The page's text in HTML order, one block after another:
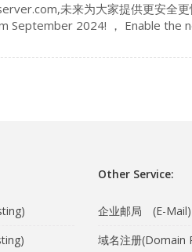
未来为大家提供更安
2024! ， Enable the
Other Service:
企业邮局 (E-Mail)
域名注册(Domain